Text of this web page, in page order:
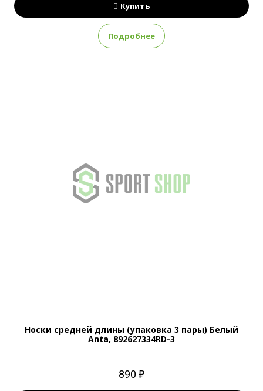
Купить
Подробнее
Носки средней длины (упаковка 3 пары) Белый
Anta, 892627334RD-3
890 ₽